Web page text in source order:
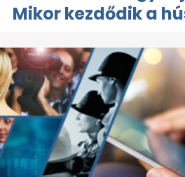
Mikor kezdődik a